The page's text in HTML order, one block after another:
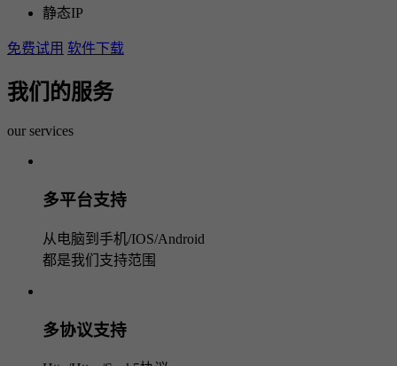
静态IP
免费试用 软件下载
我们的服务
our services
多平台支持
从电脑到手机/IOS/Android
都是我们支持范围
多协议支持